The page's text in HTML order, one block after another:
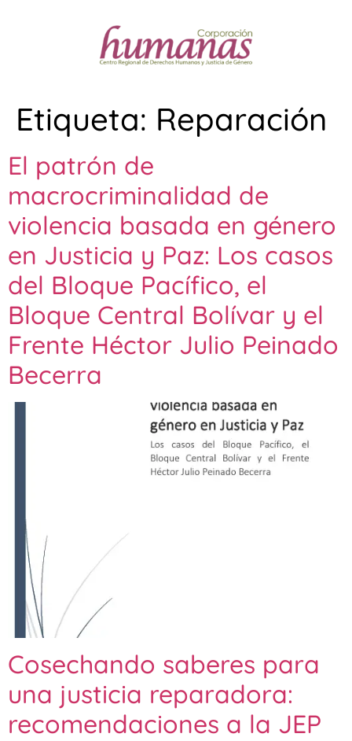
Etiqueta: Reparación
El patrón de
macrocriminalidad de
violencia basada en género
en Justicia y Paz: Los casos
del Bloque Pacífico, el
Bloque Central Bolívar y el
Frente Héctor Julio Peinado
Becerra
Cosechando saberes para
una justicia reparadora:
recomendaciones a la JEP